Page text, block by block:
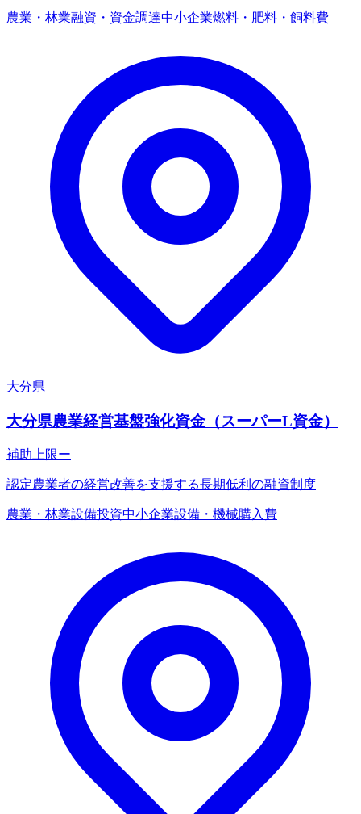
農業・林業融資・資金調達中小企業燃料・肥料・飼料費
大分県
大分県農業経営基盤強化資金（スーパーL資金）
補助上限ー
認定農業者の経営改善を支援する長期低利の融資制度
農業・林業設備投資中小企業設備・機械購入費